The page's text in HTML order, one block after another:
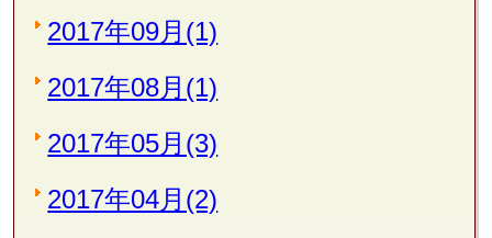
2017年09月(1)
2017年08月(1)
2017年05月(3)
2017年04月(2)